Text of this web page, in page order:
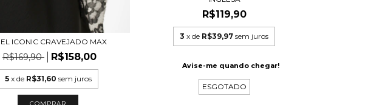
ICONIC CRAVEJADO MAX
R$169,90 R$158,00
5 x de R$31,60 sem juros
COMPRAR
R$119,90
3 x de R$39,97 sem juros
Avise-me quando chegar!
ESGOTADO